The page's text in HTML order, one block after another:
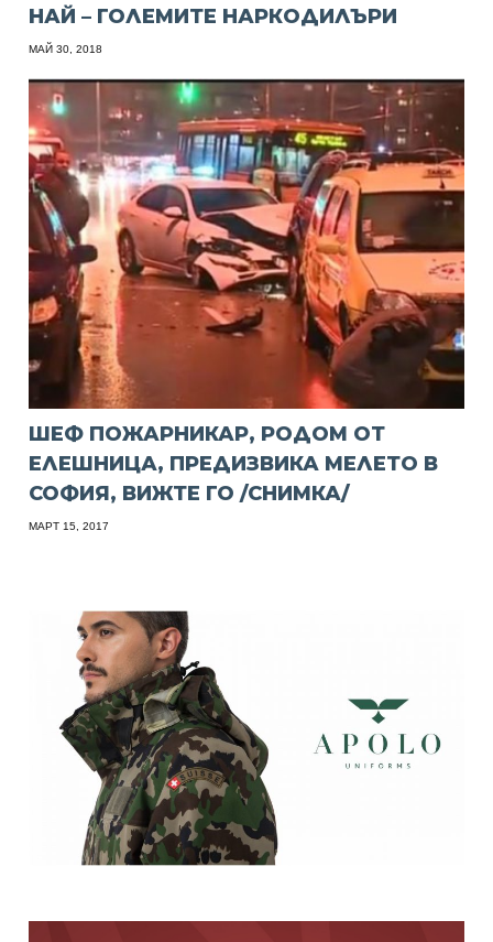
НАЙ – ГОЛЕМИТЕ НАРКОДИЛЪРИ
МАЙ 30, 2018
ШЕФ ПОЖАРНИКАР, РОДОМ ОТ
ЕЛЕШНИЦА, ПРЕДИЗВИКА МЕЛЕТО В
СОФИЯ, ВИЖТЕ ГО /СНИМКА/
МАРТ 15, 2017